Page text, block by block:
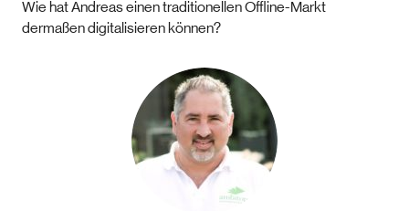
Wie hat Andreas einen traditionellen Offline-Markt
dermaßen digitalisieren können?